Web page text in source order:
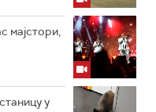
мајстори,
у